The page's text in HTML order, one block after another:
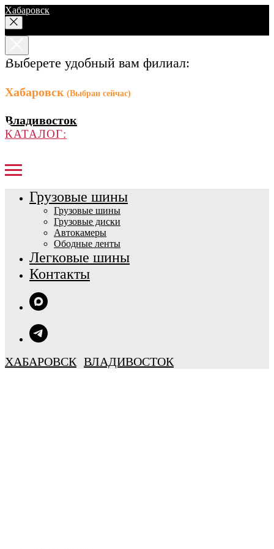
Хабаровск
Выберете удобный вам филиал:
Хабаровск (Выбран сейчас)
Владивосток
КАТАЛОГ:
Грузовые шины
Грузовые шины
Грузовые диски
Автокамеры
Ободные ленты
Легковые шины
Контакты
ХАБАРОВСК ВЛАДИВОСТОК